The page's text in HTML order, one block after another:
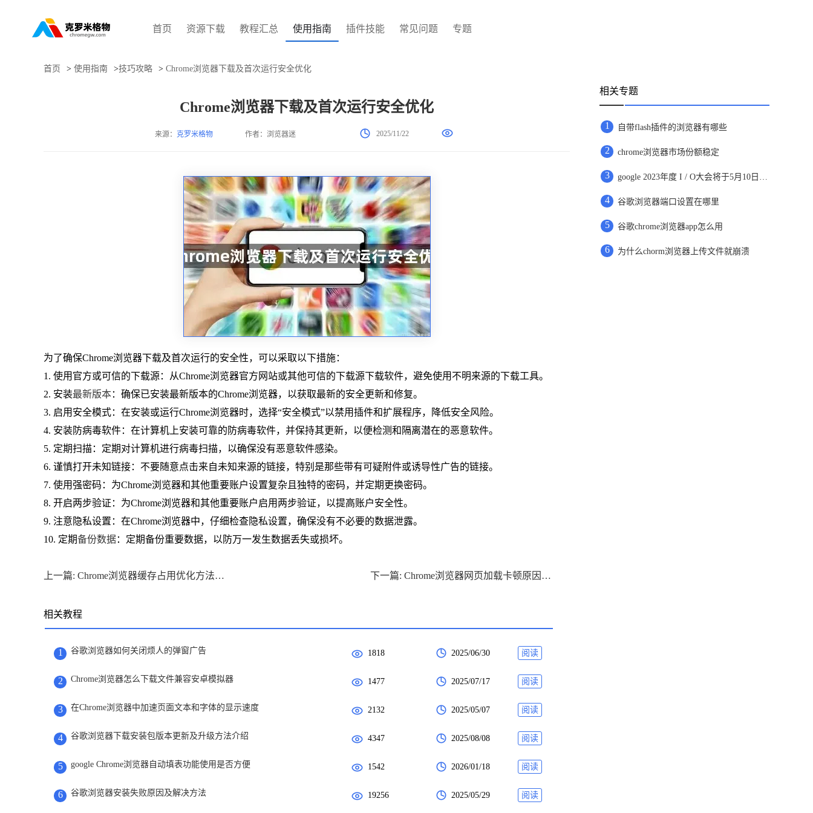
首页 资源下载 教程汇总 使用指南 插件技能 常见问题 专题
首页 > 使用指南 >技巧攻略 > Chrome浏览器下载及首次运行安全优化
Chrome浏览器下载及首次运行安全优化
来源： 克罗米格物 作者：浏览器迷 2025/11/22
为了确保Chrome浏览器下载及首次运行的安全性，可以采取以下措施：
1. 使用官方或可信的下载源：从Chrome浏览器官方网站或其他可信的下载源下载软件，避免使用不明来源的下载工具。
2. 安装最新版本：确保已安装最新版本的Chrome浏览器，以获取最新的安全更新和修复。
3. 启用安全模式：在安装或运行Chrome浏览器时，选择“安全模式”以禁用插件和扩展程序，降低安全风险。
4. 安装防病毒软件：在计算机上安装可靠的防病毒软件，并保持其更新，以便检测和隔离潜在的恶意软件。
5. 定期扫描：定期对计算机进行病毒扫描，以确保没有恶意软件感染。
6. 谨慎打开未知链接：不要随意点击来自未知来源的链接，特别是那些带有可疑附件或诱导性广告的链接。
7. 使用强密码：为Chrome浏览器和其他重要账户设置复杂且独特的密码，并定期更换密码。
8. 开启两步验证：为Chrome浏览器和其他重要账户启用两步验证，以提高账户安全性。
9. 注意隐私设置：在Chrome浏览器中，仔细检查隐私设置，确保没有不必要的数据泄露。
10. 定期备份数据：定期备份重要数据，以防万一发生数据丢失或损坏。
上一篇: Chrome浏览器缓存占用优化方法实测 下一篇: Chrome浏览器网页加载卡顿原因分析与优化操作教程
相关教程
1 谷歌浏览器如何关闭烦人的弹窗广告 1818 2025/06/30 阅读
2 Chrome浏览器怎么下载文件兼容安卓模拟器 1477 2025/07/17 阅读
3 在Chrome浏览器中加速页面文本和字体的显示速度 2132 2025/05/07 阅读
4 谷歌浏览器下载安装包版本更新及升级方法介绍 4347 2025/08/08 阅读
5 google Chrome浏览器自动填表功能使用是否方便 1542 2026/01/18 阅读
6 谷歌浏览器安装失败原因及解决方法 19256 2025/05/29 阅读
相关专题
1 自带flash插件的浏览器有哪些
2 chrome浏览器市场份额稳定
3 google 2023年度 I / O大会将于5月10日开放，向所有在线用户开放
4 谷歌浏览器端口设置在哪里
5 谷歌chrome浏览器app怎么用
6 为什么chorm浏览器上传文件就崩溃